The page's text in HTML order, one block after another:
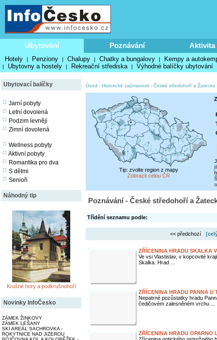
Ubytování Poznávání Aktivita
Hotely | Penziony | Chalupy | Chatky a bungalovy | Kempy a
| Ubytovny a hostely | Rekreační střediska | Výhodné balíčky ubytování
Ubytovací balíčky
Jarní pobyty
Letní dovolená
Podzim levněji
Zimní dovolená
Wellness pobyty
Aktivní pobyty
Romantika pro dva
S dětmi
Senioři
Náhodný tip
Krušné hory a podkrušnohoří
Novinky InfoČesko
ZÁMEK ŽINKOVY
ZÁMEK LEŠANY
SKI AREÁL SACHROVKA -
ROKYTNICE NAD JIZEROU
Úvod - Historické zajímavosti - České středohoří a Žatecko
Tip: zvolte region z mapy
Zobrazit celou ČR
Poznávání - České středohoří a
Třídění seznamu podle:
<< předchozí
ZŘÍCENINA HRADU SKALKA
Ve vsi Vlastislav, v kopcovité
Skalka. Hrad ...
ZŘÍCENINA HRADU PANNA U
Nepatrné pozůstatky hradu
čedičovém zalesněném vrchu ...
ZŘÍCENINA HRADU OPARNO